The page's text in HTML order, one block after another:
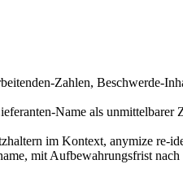
Zahlen, Beschwerde-
Name als unmittelbarer
im Kontext, anymize re-
mit Aufbewahrungsfrist